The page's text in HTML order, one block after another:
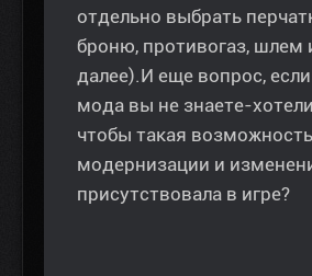
отдельно выбрать
броню, противогаз, шлем
далее).И еще вопрос,
мода вы не знаете-
чтобы такая
модернизации и
присутствовала в игре?